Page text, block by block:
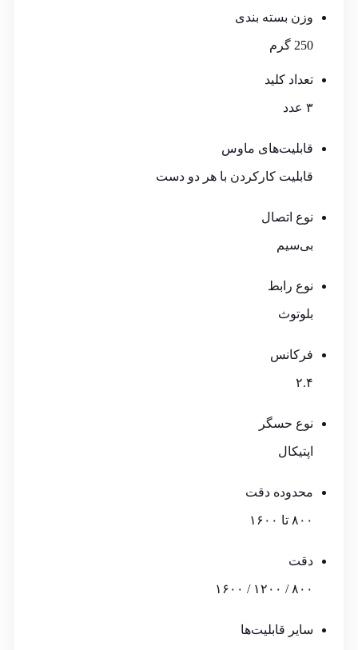
وزن بسته بندی
250 گرم
تعداد کلید
۳ عدد
قابلیت‌های ماوس
قابلیت کارکردن با هر دو دست
نوع اتصال
بی‌سیم
نوع رابط
بلوتوث
فرکانس
۲.۴
نوع حسگر
اپتیکال
محدوده دقت
۸۰۰ تا ۱۶۰۰
دقت
۸۰۰ / ۱۲۰۰ / ۱۶۰۰
سایر قابلیت‌ها